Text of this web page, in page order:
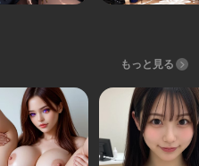
もっと見る